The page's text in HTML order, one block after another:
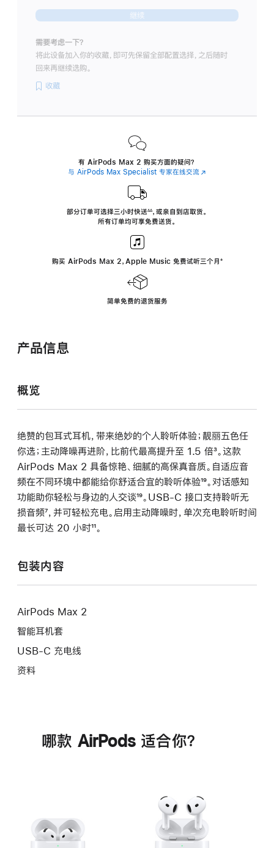
继续
需要考虑一下？
将此设备加入你的收藏，即可先保留全部配置选择，之后随时
回来再继续选购。
收藏
有 AirPods Max 2 购买方面的疑问？
与 AirPods Max Specialist 专家在线交流(在
中
部分订单可选择三小时快送∆∆， 或亲自到店取货。
所有订单均可享免费送货。
购买 AirPods Max 2，Apple Music 免费试听三个月 ‍脚
‍⁺
简单免费的退货服务
产品信息
概览
绝赞的包耳式耳机，带来绝妙的个人聆听体验；靓丽五色任
你选；主动降噪再进阶，比前代最高提升至 1.5 倍脚
注
³。这款
AirPods Max 2 具备惊艳、细腻的高保真音质。自适应音
频在不同环境中都能给你舒适合宜的聆听体验脚
注
¹⁹。对话感知
功能助你轻松与身边的人交谈脚
注
¹⁹。USB-C 接口支持聆听无
损音频脚
注
⁷，并可轻松充电。启用主动降噪时，单次充电聆听时间
最长可达 20 小时脚
¹¹。
包装内容
AirPods Max 2
智能耳机套
USB-C 充电线
资料
哪款 AirPods 适合你？